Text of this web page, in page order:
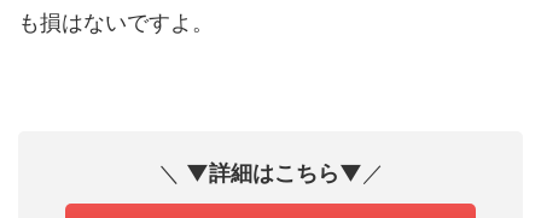
も損はないですよ。
＼ ▼詳細はこちら▼ ／